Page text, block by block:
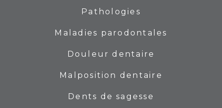
Pathologies
Maladies parodontales
Douleur dentaire
Malposition dentaire
Dents de sagesse